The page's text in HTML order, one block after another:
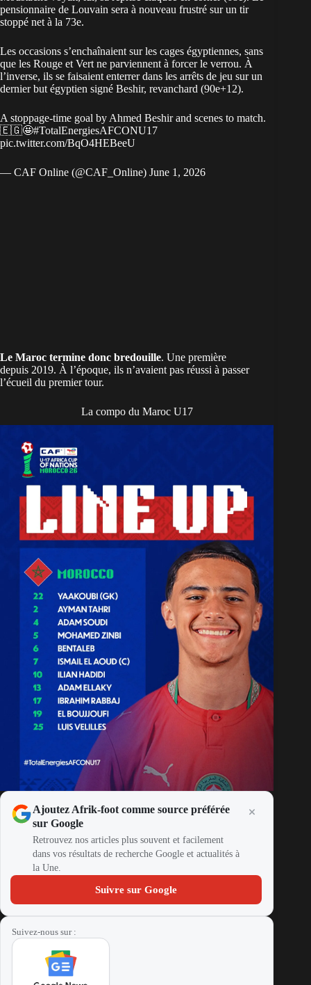
pensionnaire de Louvain sera à nouveau frustré sur un tir
stoppé net à la 73e.
Les occasions s’enchaînaient sur les cages égyptiennes, sans
que les Rouge et Vert ne parviennent à forcer le verrou. À
l’inverse, ils se faisaient enterrer dans les arrêts de jeu sur un
dernier but égyptien signé Beshir, revanchard (90e+12).
A stoppage-time goal by Ahmed Beshir and scenes to match.
🇪🇬🤩#TotalEnergiesAFCONU17
pic.twitter.com/BqO4HEBeeU
— CAF Online (@CAF_Online) June 1, 2026
Le Maroc termine donc bredouille. Une première
depuis 2019. À l’époque, ils n’avaient pas réussi à passer
l’écueil du premier tour.
La compo du Maroc U17
Ajoutez Afrik-foot comme source préférée
sur Google
Retrouvez nos articles plus souvent et facilement
dans vos résultats de recherche Google et actualités à
la Une.
Suivre sur Google
Suivez-nous sur :